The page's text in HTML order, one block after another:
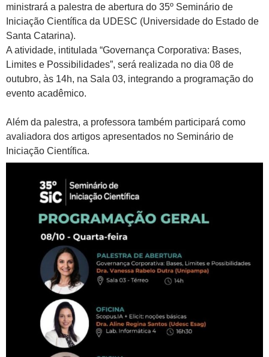
ministrará a palestra de abertura do 35º Seminário de
Iniciação Científica da UDESC (Universidade do Estado de
Santa Catarina).
A atividade, intitulada “Governança Corporativa: Bases,
Limites e Possibilidades”, será realizada no dia 08 de
outubro, às 14h, na Sala 03, integrando a programação do
evento acadêmico.
Além da palestra, a professora também participará como
avaliadora dos artigos apresentados no Seminário de
Iniciação Científica.